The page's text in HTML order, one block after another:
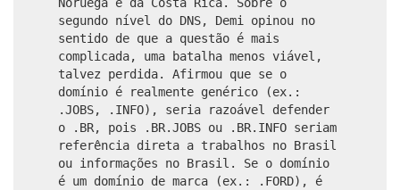
segundo nível do DNS, Demi opinou no
sentido de que a questão é mais
complicada, uma batalha menos viável,
talvez perdida. Afirmou que se o
domínio é realmente genérico (ex.:
.JOBS, .INFO), seria razoável defender
o .BR, pois .BR.JOBS ou .BR.INFO seriam
referência direta a trabalhos no Brasil
ou informações no Brasil. Se o domínio
é um domínio de marca (ex.: .FORD), é